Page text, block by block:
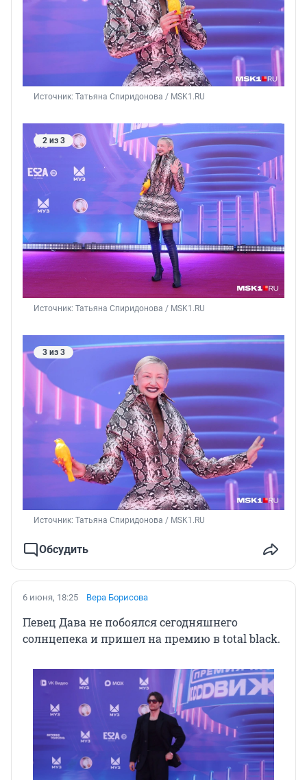
Источник: Татьяна Спиридонова / MSK1.RU
2 из 3
Источник: Татьяна Спиридонова / MSK1.RU
3 из 3
Источник: Татьяна Спиридонова / MSK1.RU
Обсудить
6 июня, 18:25 Вера Борисова
Певец Дава не побоялся сегодняшнего
солнцепека и пришел на премию в total black.